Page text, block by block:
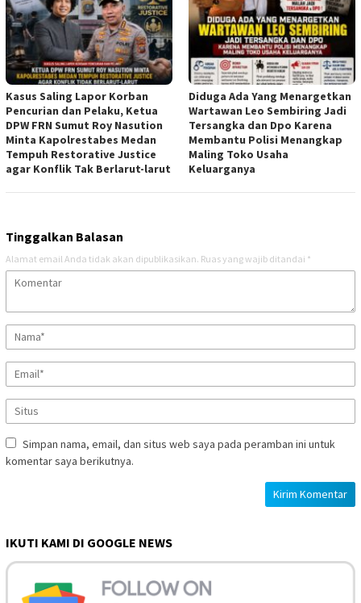
Kasus Saling Lapor Korban
Pencurian dan Pelaku, Ketua
DPW FRN Sumut Roy Nasution
Minta Kapolrestabes Medan
Tempuh Restorative Justice
agar Konflik Tak Berlarut-larut
Diduga Ada Yang Menargetkan
Wartawan Leo Sembiring Jadi
Tersangka dan Dpo Karena
Membantu Polisi Menangkap
Maling Toko Usaha
Keluarganya
Tinggalkan Balasan
Alamat email Anda tidak akan dipublikasikan. Ruas yang wajib ditandai *
Simpan nama, email, dan situs web saya pada peramban ini untuk
komentar saya berikutnya.
IKUTI KAMI DI GOOGLE NEWS